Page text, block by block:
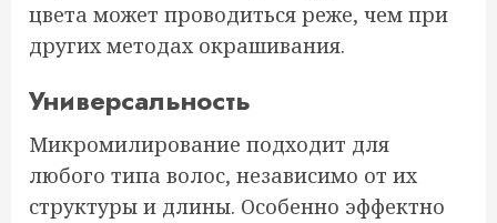
цвета может проводиться реже, чем при
других методах окрашивания.
Универсальность
Микромилирование подходит для
любого типа волос, независимо от их
структуры и длины. Особенно эффектно